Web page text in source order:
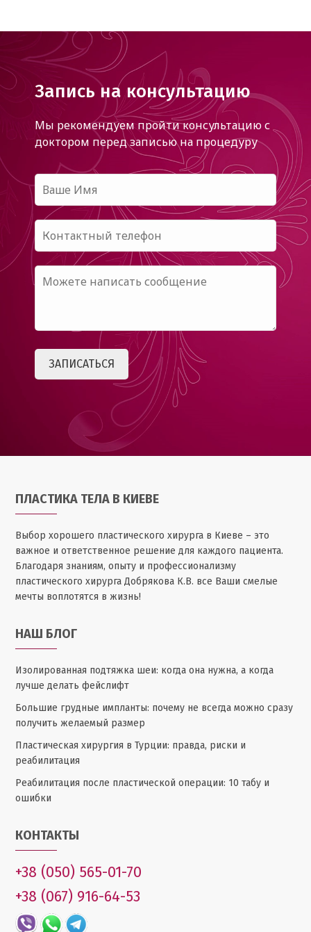
Запись на консультацию
Мы рекомендуем пройти консультацию с
доктором перед записью на процедуру
ПЛАСТИКА ТЕЛА В КИЕВЕ
Выбор хорошего пластического хирурга в Киеве – это
важное и ответственное решение для каждого пациента.
Благодаря знаниям, опыту и профессионализму
пластического хирурга Добрякова К.В. все Ваши смелые
мечты воплотятся в жизнь!
НАШ БЛОГ
Изолированная подтяжка шеи: когда она нужна, а когда
лучше делать фейслифт
Большие грудные импланты: почему не всегда можно сразу
получить желаемый размер
Пластическая хирургия в Турции: правда, риски и
реабилитация
Реабилитация после пластической операции: 10 табу и
ошибки
КОНТАКТЫ
+38 (050) 565-01-70
+38 (067) 916-64-53